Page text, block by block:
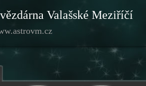
Valašské Meziříčí